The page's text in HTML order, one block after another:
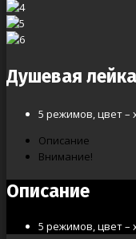
Душевая
5 режимов, цвет –
Описание
Внимание!
Описание
5 режимов, цвет –